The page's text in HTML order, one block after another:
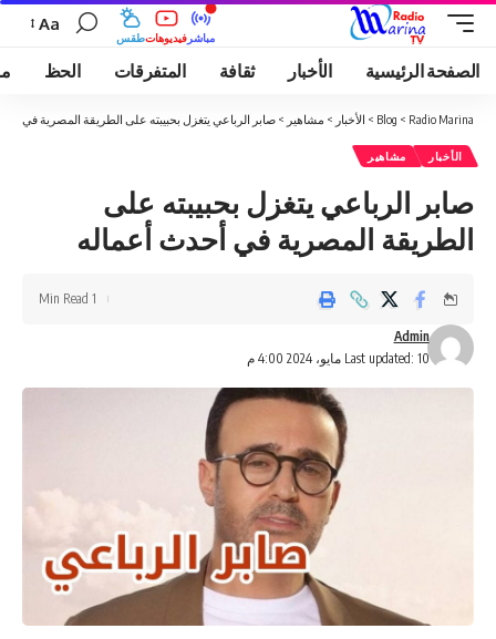
طقسفيديوهات مباشر
Aa
الصفحة الرئيسية الأخبار ثقافة المتفرقات الحظ
Radio Marina
>
Blog
> الأخبار > مشاهير > صابر الرباعي يتغزل بحبيبته على الطريقة المصرية في
الأخبار مشاهير
صابر الرباعي يتغزل بحبيبته على
الطريقة المصرية في أحدث أعماله
Last updated: 10 مايو، 2024 4:00 م
Admin
1 Min Read